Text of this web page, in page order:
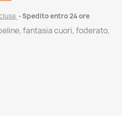
Spedito entro 24 ore
fantasia cuori, foderato,